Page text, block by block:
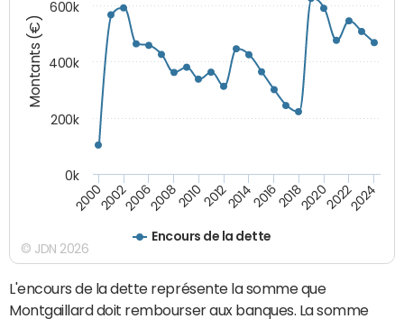
Montants (€)
Encours de la dette
200020022006200820102012201420162018202020222024
0k
200k
400k
600k
© JDN 2026
L'encours de la dette représente la somme que
Montgaillard doit rembourser aux banques. La somme